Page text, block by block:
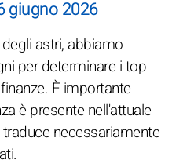
giugno 2026
astri, abbiamo
per determinare i top
È importante
è presente nell'attuale
necessariamente